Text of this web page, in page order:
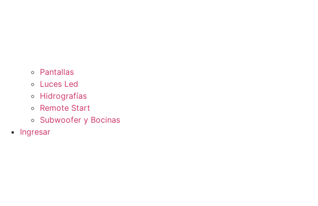
Pantallas
Luces Led
Hidrografías
Remote Start
Subwoofer y Bocinas
Ingresar